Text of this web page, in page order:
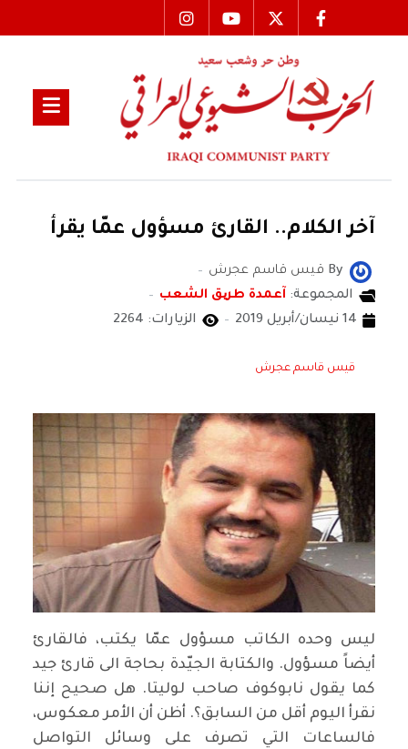
آخر الكلام.. القارئ مسؤول عمّا يقرأ
By قيس قاسم عجرش
المجموعة: آعمدة طریق الشعب
14 نيسان/أبريل 2019
الزيارات: 2264
قيس قاسم عجرش
ليس وحده الكاتب مسؤول عمّا يكتب، فالقارئ
أيضاً مسؤول. والكتابة الجيّدة بحاجة الى قارئ جيد
كما يقول نابوكوف صاحب لوليتا. هل صحيح إننا
نقرأ اليوم أقل من السابق؟. أظن أن الأمر معكوس،
فالساعات التي تصرف على وسائل التواصل